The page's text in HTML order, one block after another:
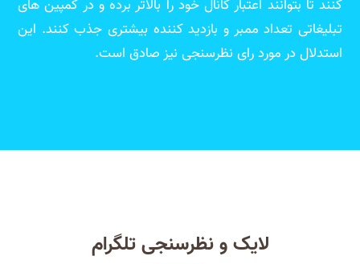
کنند تا بتوانند اعتبار کانال خود را بالاتر برده و در کمپین های
تبلیغاتی تعداد ممبر و بازدید کننده بیشتری جذب کنند. این
استدلال در مورد رای نظرسنجی نیز صادق است.
لایک و نظرسنجی تلگرام